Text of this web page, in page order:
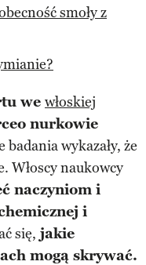
smoły z
we włoskiej
nurkowie
badania wykazały, że
Włoscy naukowcy
naczyniom i
i
się, jakie
mogą skrywać.